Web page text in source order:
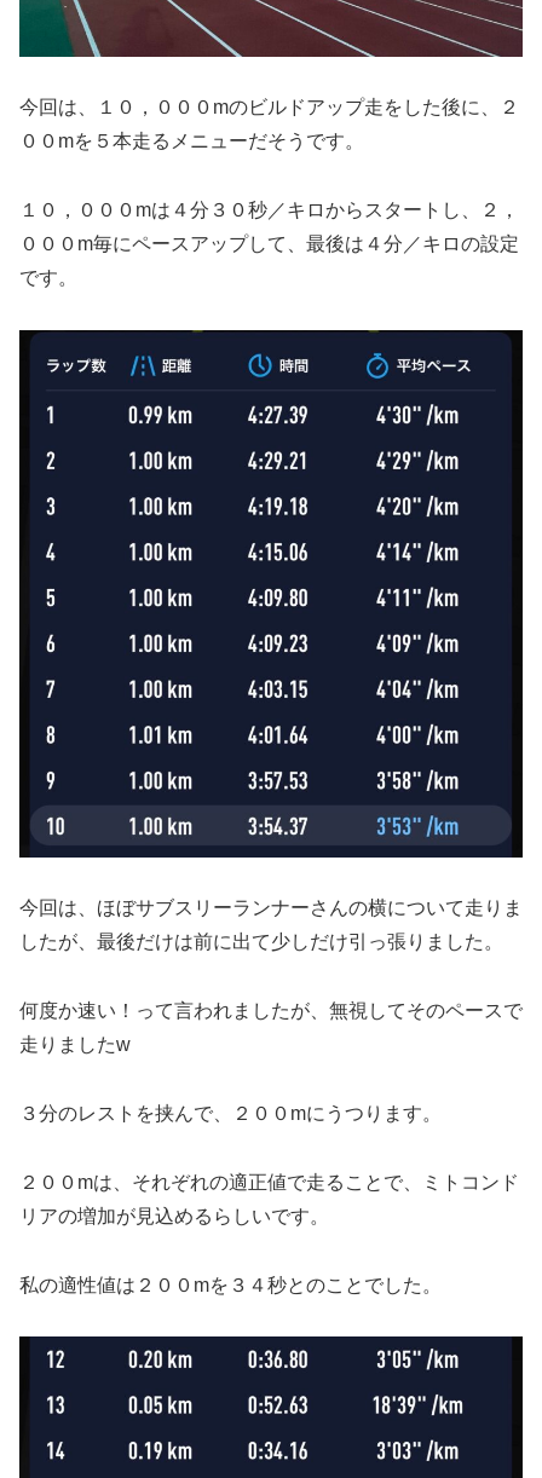
今回は、１０，０００mのビルドアップ走をした後に、２
００mを５本走るメニューだそうです。
１０，０００mは４分３０秒／キロからスタートし、２，
０００m毎にペースアップして、最後は４分／キロの設定
です。
今回は、ほぼサブスリーランナーさんの横について走りま
したが、最後だけは前に出て少しだけ引っ張りました。
何度か速い！って言われましたが、無視してそのペースで
走りましたw
３分のレストを挟んで、２００mにうつります。
２００mは、それぞれの適正値で走ることで、ミトコンド
リアの増加が見込めるらしいです。
私の適性値は２００mを３４秒とのことでした。